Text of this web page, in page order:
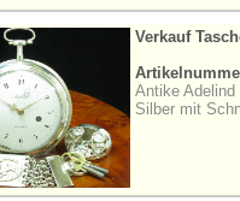
Verkauf
Antike Adelind
Silber mit